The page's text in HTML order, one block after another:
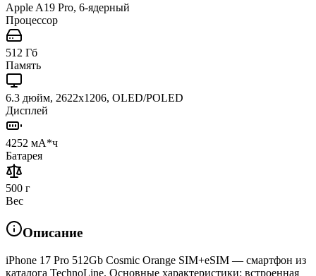
Apple A19 Pro, 6-ядерный
Процессор
512 Гб
Память
6.3 дюйм, 2622x1206, OLED/POLED
Дисплей
4252 мА*ч
Батарея
500 г
Вес
Описание
iPhone 17 Pro 512Gb Cosmic Orange SIM+eSIM — смартфон из
каталога TechnoLine. Основные характеристики: встроенная